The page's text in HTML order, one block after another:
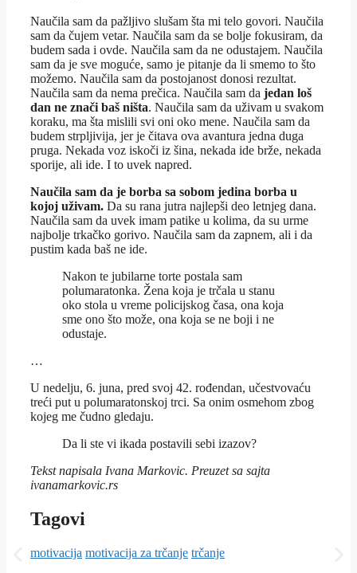
Naučila sam da pažljivo slušam šta mi telo govori. Naučila
sam da čujem vetar. Naučila sam da se bolje fokusiram, da
budem sada i ovde. Naučila sam da ne odustajem. Naučila
sam da je sve moguće, samo je pitanje da li smemo to što
možemo. Naučila sam da postojanost donosi rezultat.
Naučila sam da nema prečica. Naučila sam da jedan loš
dan ne znači baš ništa. Naučila sam da uživam u svakom
koraku, ma šta mislili svi oni oko mene. Naučila sam da
budem strpljivija, jer je čitava ova avantura jedna duga
pruga. Nekada voz iskoči iz šina, nekada ide brže, nekada
sporije, ali ide. I to uvek napred.
Naučila sam da je borba sa sobom jedina borba u
kojoj uživam. Da su rana jutra najlepši deo letnjeg dana.
Naučila sam da uvek imam patike u kolima, da su urme
najbolje trkačko gorivo. Naučila sam da zapnem, ali i da
pustim kada baš ne ide.
Nakon te jubilarne torte postala sam
polumaratonka. Žena koja je trčala u stanu
oko stola u vreme policijskog časa, ona koja
sme ono što može, ona koja se ne boji i ne
odustaje.
…
U nedelju, 6. juna, pred svoj 42. rođendan, učestvovaću
treći put u polumaratonskoj trci. Sa onim osmehom zbog
kojeg me čudno gledaju.
Da li ste vi ikada postavili sebi izazov?
Tekst napisala Ivana Markovic. Preuzet sa sajta
ivanamarkovic.rs
Tagovi
motivacija motivacija za trčanje trčanje